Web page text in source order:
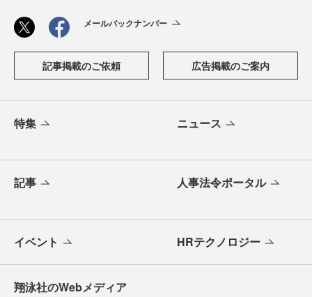
メールバックナンバー
記事掲載のご依頼 広告掲載のご案内
特集 ニュース
記事 人事法令ポータル
イベント HRテクノロジー
翔泳社のWebメディア